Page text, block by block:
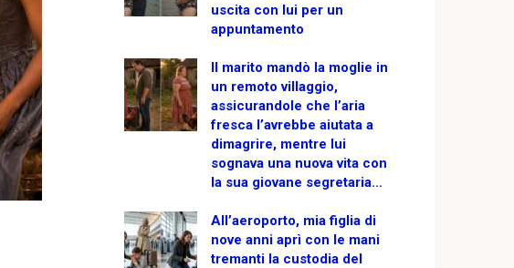
uscita con lui per un
appuntamento
Il marito mandò la moglie in
un remoto villaggio,
assicurandole che l’aria
fresca l’avrebbe aiutata a
dimagrire, mentre lui
sognava una nuova vita con
la sua giovane segretaria…
All’aeroporto, mia figlia di
nove anni aprì con le mani
tremanti la custodia del